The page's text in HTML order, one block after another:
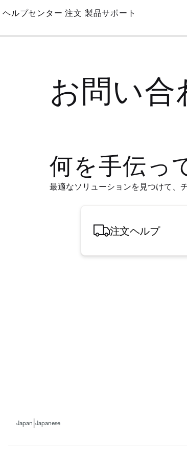
Skip
Main
ヘルプセンター 注文 製品サポート
お問い合
何を手伝っ
最適なソリューションを見つけて、
注文ヘルプ
Japan Japanese